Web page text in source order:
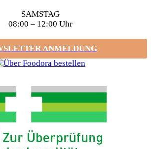
SAMSTAG
08:00 – 12:00 Uhr
ANMELDUNG